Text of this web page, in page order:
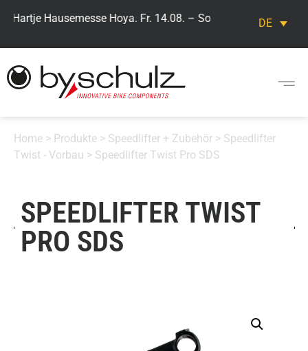
> Hartje Hausemesse Hoya. Fr. 14.08. – So. 16.08. Besuchen
DE
Home > Produkte > Speedlifter + Zubehör > Speedlifter
Twist - Vorbau > Speedlifter Twist Pro SDS
SPEEDLIFTER TWIST
PRO SDS